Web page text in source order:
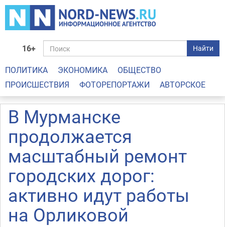
16+ Найти
ПОЛИТИКА ЭКОНОМИКА
ОБЩЕСТВО
ПРОИСШЕСТВИЯ
ФОТОРЕПОРТАЖИ АВТОРСКОЕ
В Мурманске
продолжается
масштабный ремонт
городских дорог:
активно идут работы
на Орликовой